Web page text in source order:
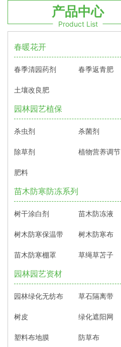
产品中心
Product List
春暖花开
春季清园药剂 春季返青肥
土壤改良肥
园林园艺植保
杀虫剂 杀菌剂
除草剂 植物营养调节
肥料
苗木防寒防冻系列
树干涂白剂 苗木防冻液
树木防寒保温带 树木防寒布
苗木防寒棚罩 草绳草苫子
园林园艺资材
园林绿化无纺布 草石隔离带
树皮 绿化遮阳网
塑料布地膜 防草布